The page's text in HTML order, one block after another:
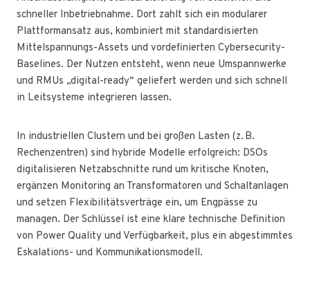
schneller Inbetriebnahme. Dort zahlt sich ein modularer
Plattformansatz aus, kombiniert mit standardisierten
Mittelspannungs-Assets und vordefinierten Cybersecurity-
Baselines. Der Nutzen entsteht, wenn neue Umspannwerke
und RMUs „digital-ready“ geliefert werden und sich schnell
in Leitsysteme integrieren lassen.
In industriellen Clustern und bei großen Lasten (z. B.
Rechenzentren) sind hybride Modelle erfolgreich: DSOs
digitalisieren Netzabschnitte rund um kritische Knoten,
ergänzen Monitoring an Transformatoren und Schaltanlagen
und setzen Flexibilitätsverträge ein, um Engpässe zu
managen. Der Schlüssel ist eine klare technische Definition
von Power Quality und Verfügbarkeit, plus ein abgestimmtes
Eskalations- und Kommunikationsmodell.